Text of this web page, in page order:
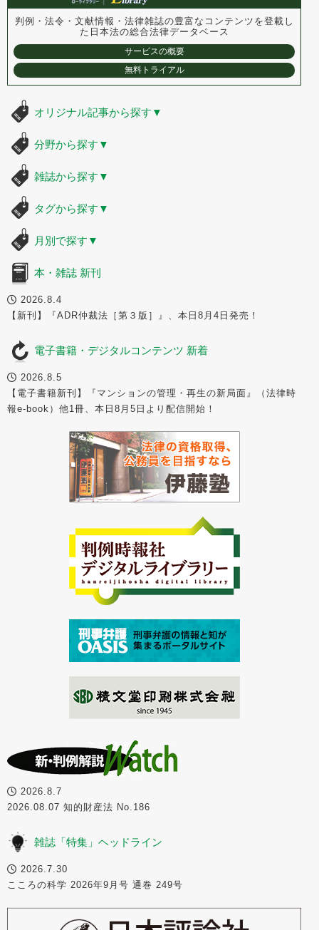
判例・法令・文献情報・法律雑誌の豊富なコンテンツを登載し
た 日本法の総合法律データベース
サービスの概要
無料トライアル
オリジナル記事から探す ▼
分野から探す ▼
雑誌から探す ▼
タグから探す ▼
月別で探す ▼
本・雑誌 新刊
2026.8.4
【新刊】『ADR仲裁法［第３版］』、本日8月4日発売！
電子書籍・デジタルコンテンツ 新着
2026.8.5
【電子書籍新刊】『マンションの管理・再生の新局面』（法律時
報e-book）他1冊、本日8月5日より配信開始！
2026.8.7
2026.08.07 知的財産法 No.186
雑誌「特集」ヘッドライン
2026.7.30
こころの科学 2026年9月号 通巻 249号